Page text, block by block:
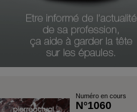
Numéro en cours
N°1060